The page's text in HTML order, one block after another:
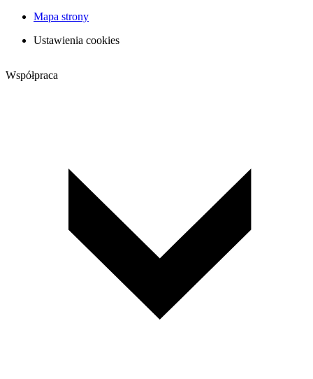
Mapa strony
Ustawienia cookies
Współpraca